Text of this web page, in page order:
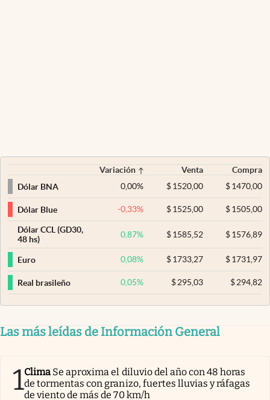
Variación Venta
Compra
Dólar BNA
0,00% $ 1520,00 $1470,00
Dólar Blue -0,33% $ 1525,00 $1505,00
Dólar CCL (GD30,
48 hs)
0,87% $ 1585,52 $1576,89
Euro 0,08% $ 1733,27 $1731,97
Real brasileño 0,05% $295,03 $294,82
Las más leídas de Información General
1Clima Se aproxima el diluvio del año con 48 horas
de tormentas con granizo, fuertes lluvias y ráfagas
de viento de más de 70 km/h